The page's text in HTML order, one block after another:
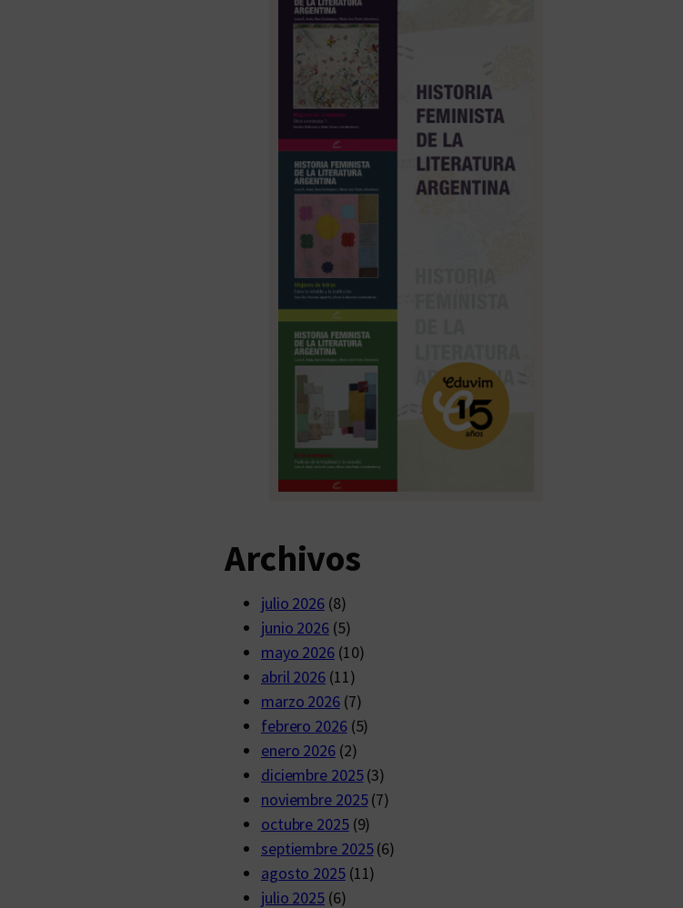
Archivos
julio 2026(8)
junio 2026(5)
mayo 2026 (10)
abril 2026(11)
marzo 2026(7)
febrero 2026(5)
enero 2026(2)
diciembre 2025(3)
noviembre 2025(7)
octubre 2025(9)
septiembre 2025(6)
agosto 2025(11)
julio 2025(6)